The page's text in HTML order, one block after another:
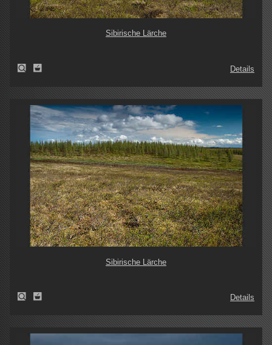
Sibirische Lärche
Details
Sibirische Lärche
Details